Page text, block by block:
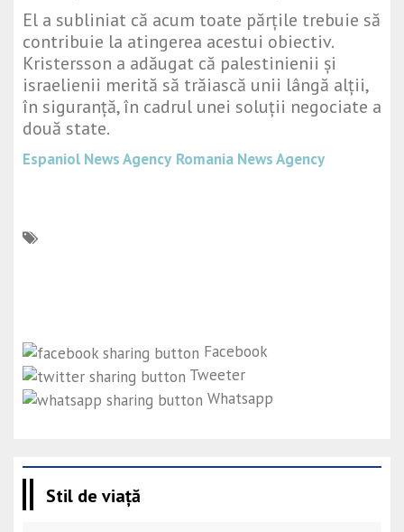
El a subliniat că acum toate părțile trebuie să
contribuie la atingerea acestui obiectiv.
Kristersson a adăugat că palestinienii și
israelienii merită să trăiască unii lângă alții,
în siguranță, în cadrul unei soluții negociate a
două state.
Espaniol News Agency Romania News Agency
Facebook
Tweeter
Whatsapp
Stil de viață